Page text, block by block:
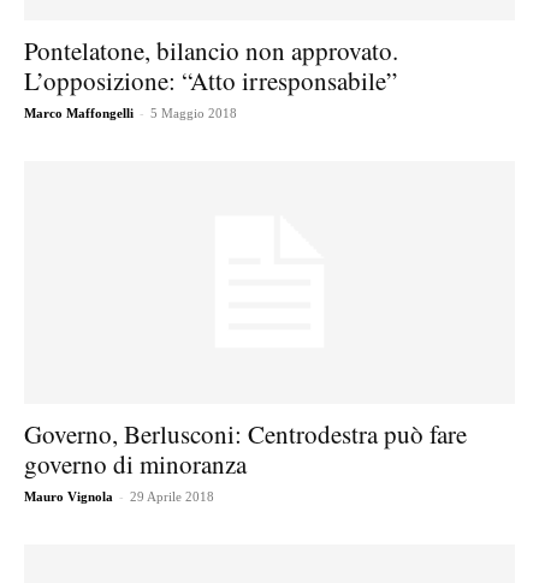
Pontelatone, bilancio non approvato.
L’opposizione: “Atto irresponsabile”
Marco Maffongelli - 5 Maggio 2018
Governo, Berlusconi: Centrodestra può fare
governo di minoranza
Mauro Vignola - 29 Aprile 2018